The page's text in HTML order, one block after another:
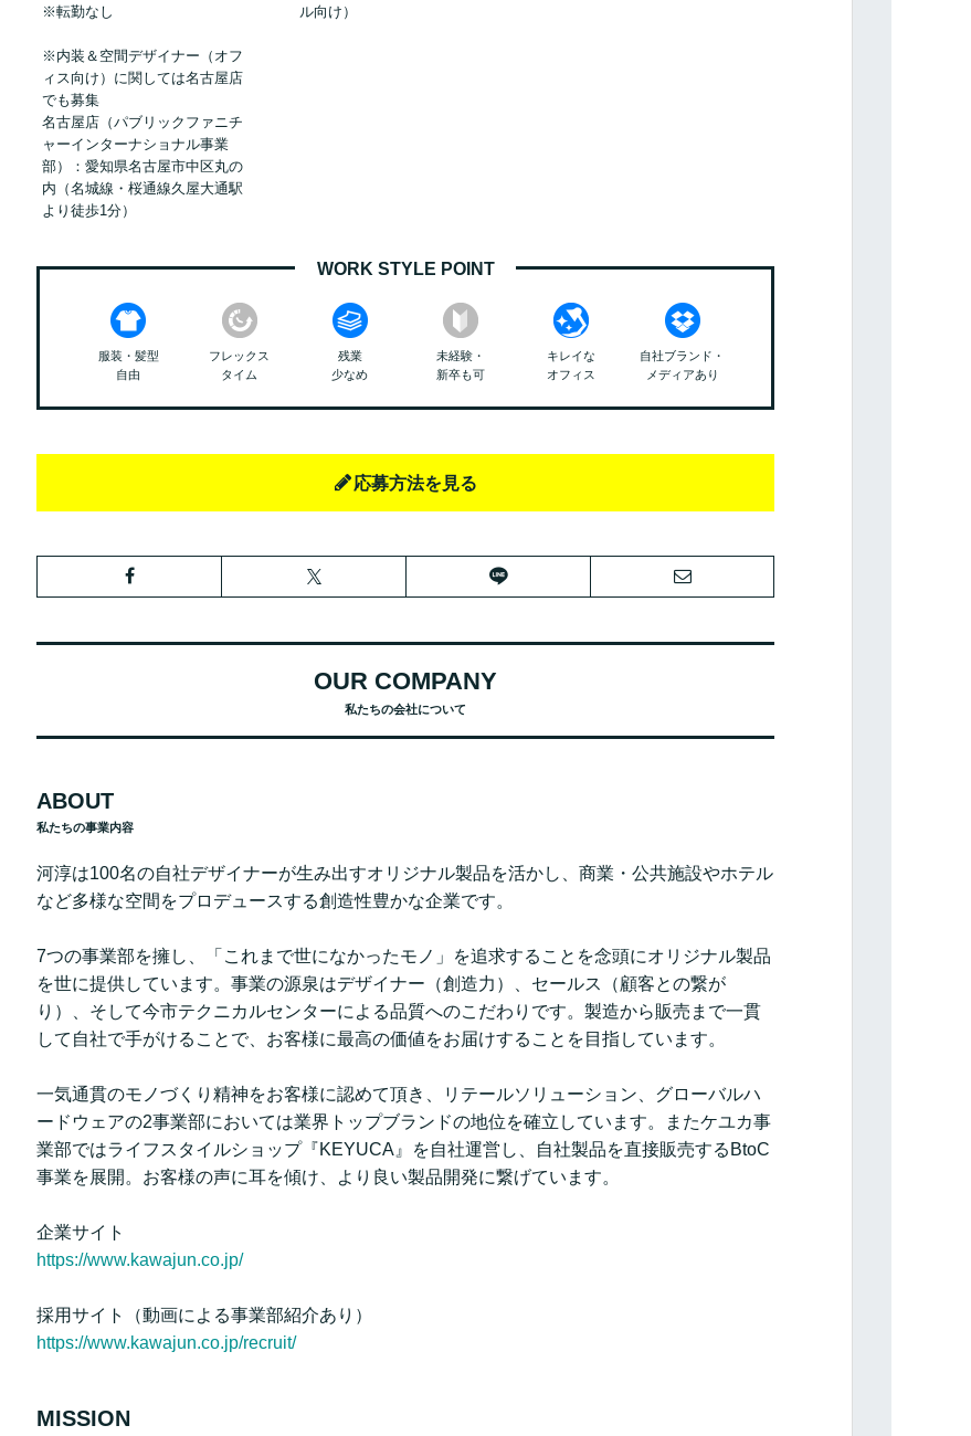
※転勤なし
※内装＆空間デザイナー（オフ
ィス向け）に関しては名古屋店
でも募集
名古屋店（パブリックファニチ
ャーインターナショナル事業
部）：愛知県名古屋市中区丸の
内（名城線・桜通線久屋大通駅
より徒歩1分）
ル向け）
WORK STYLE POINT
服装・髪型
自由
フレックス
タイム
残業
少なめ
未経験・
新卒も可
キレイな
オフィス
自社ブランド・
メディアあり
応募方法を見る
OUR COMPANY
私たちの会社について
ABOUT
私たちの事業内容
河淳は100名の自社デザイナーが生み出すオリジナル製品を活かし、商業・公共施設やホテル
など多様な空間をプロデュースする創造性豊かな企業です。
7つの事業部を擁し、「これまで世になかったモノ」を追求することを念頭にオリジナル製品
を世に提供しています。事業の源泉はデザイナー（創造力）、セールス（顧客との繋が
り）、そして今市テクニカルセンターによる品質へのこだわりです。製造から販売まで一貫
して自社で手がけることで、お客様に最高の価値をお届けすることを目指しています。
一気通貫のモノづくり精神をお客様に認めて頂き、リテールソリューション、グローバルハ
ードウェアの2事業部においては業界トップブランドの地位を確立しています。またケユカ事
業部ではライフスタイルショップ『KEYUCA』を自社運営し、自社製品を直接販売するBtoC
事業を展開。お客様の声に耳を傾け、より良い製品開発に繋げています。
企業サイト
https://www.kawajun.co.jp/
採用サイト（動画による事業部紹介あり）
https://www.kawajun.co.jp/recruit/
MISSION